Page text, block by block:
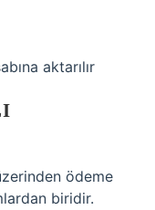
aktarılır
ödeme
biridir.